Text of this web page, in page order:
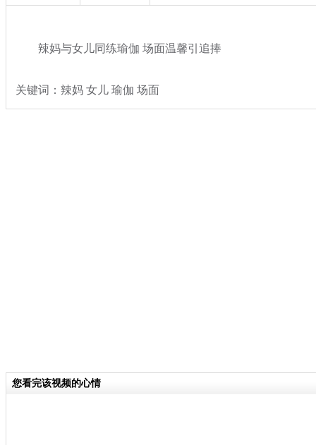
辣妈与女儿同练瑜伽 场面温馨引追捧
关键词：辣妈 女儿 瑜伽 场面
您看完该视频的心情